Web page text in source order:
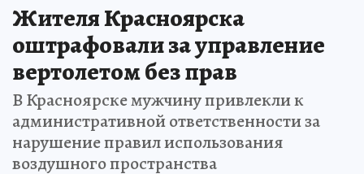
Жителя Красноярска
оштрафовали за управление
вертолетом без прав
В Красноярске мужчину привлекли к
административной ответственности за
нарушение правил использования
воздушного пространства